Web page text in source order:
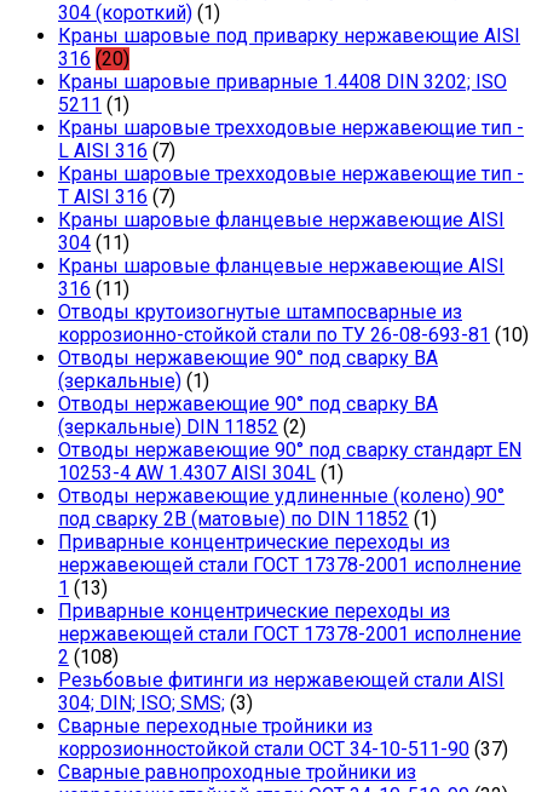
304 (короткий) (1)
Краны шаровые под приварку нержавеющие AISI
316 (20)
Краны шаровые приварные 1.4408 DIN 3202; ISO
5211 (1)
Краны шаровые трехходовые нержавеющие тип -
L AISI 316 (7)
Краны шаровые трехходовые нержавеющие тип -
T AISI 316 (7)
Краны шаровые фланцевые нержавеющие AISI
304 (11)
Краны шаровые фланцевые нержавеющие AISI
316 (11)
Отводы крутоизогнутые штампосварные из
коррозионно-стойкой стали по ТУ 26-08-693-81 (10)
Отводы нержавеющие 90° под сварку ВА
(зеркальные) (1)
Отводы нержавеющие 90° под сварку ВА
(зеркальные) DIN 11852 (2)
Отводы нержавеющие 90° под сварку стандарт EN
10253-4 AW 1.4307 AISI 304L (1)
Отводы нержавеющие удлиненные (колено) 90°
под сварку 2В (матовые) по DIN 11852 (1)
Приварные концентрические переходы из
нержавеющей стали ГОСТ 17378-2001 исполнение
1 (13)
Приварные концентрические переходы из
нержавеющей стали ГОСТ 17378-2001 исполнение
2 (108)
Резьбовые фитинги из нержавеющей стали AISI
304; DIN; ISO; SMS; (3)
Сварные переходные тройники из
коррозионностойкой стали ОСТ 34-10-511-90 (37)
Сварные равнопроходные тройники из